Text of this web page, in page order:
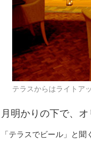
テラスからはライトア
月明かりの下で、
「テラスでビール」と